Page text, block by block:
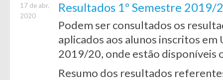
17 de abr.
2020
Resultados 1º Semestre 2019/
Podem ser consultados os
aplicados aos alunos inscritos em
2019/20, onde estão disponíveis
Resumo dos resultados